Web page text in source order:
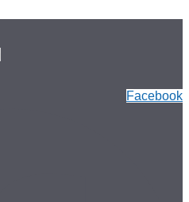
Facebook